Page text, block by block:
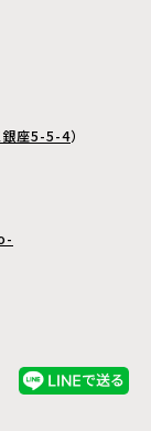
銀座5-5-4）